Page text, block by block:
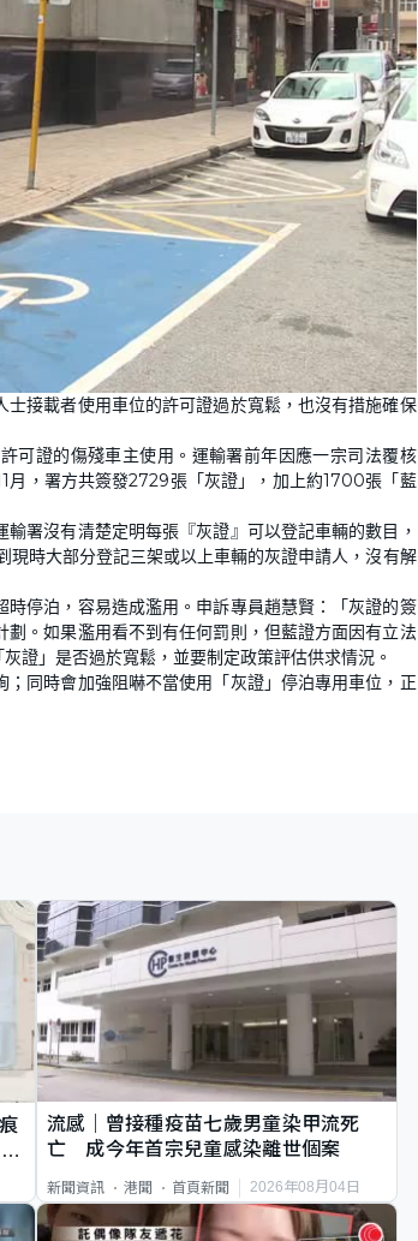
士接載者使用車位的許可證過於寬鬆，也沒有措施確保
可證的傷殘車主使用。運輸署前年因應一宗司法覆核
月，署方共簽發2729張「灰證」，加上約1700張「藍
署沒有清楚定明每張『灰證』可以登記車輛的數目，
時大部分登記三架或以上車輛的灰證申請人，沒有解
停泊，容易造成濫用。申訴專員趙慧賢：「灰證的簽
。如果濫用看不到有任何罰則，但藍證方面因有立法
證」是否過於寬鬆，並要制定政策評估供求情況。
同時會加強阻嚇不當使用「灰證」停泊專用車位，正
流感｜曾接種疫苗七歲男童染甲流死
亡 成今年首宗兒童感染離世個案
新聞資訊 港聞 首頁新聞 2026年08月04日